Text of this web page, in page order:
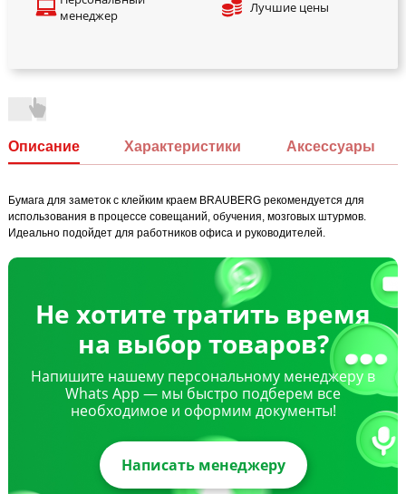
менеджер
Лучшие цены
Описание Характеристики Аксессуары
Бумага для заметок с клейким краем BRAUBERG рекомендуется для
использования в процессе совещаний, обучения, мозговых штурмов.
Идеально подойдет для работников офиса и руководителей.
Не хотите тратить время
на выбор товаров?
Напишите нашему персональному менеджеру в
Whats App — мы быстро подберем все
необходимое и оформим документы!
Написать менеджеру